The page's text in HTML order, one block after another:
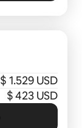
$ 1.529 USD
$ 423 USD